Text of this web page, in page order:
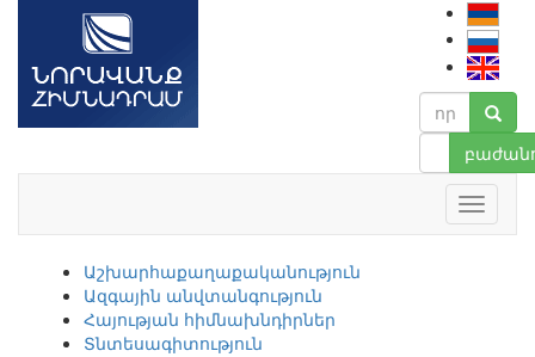
Աշխարհաքաղաքականություն
Ազգային անվտանգություն
Հայության հիմնախնդիրներ
Տնտեսագիտություն